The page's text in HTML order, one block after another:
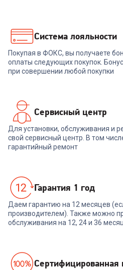
7 999₽
В корзину
Система лояльности
Покупая в ФОКС, вы получаете
оплаты следующих покупок.
при совершении любой покупки
Сервисный центр
Для установки, обслуживания и
свой сервисный центр. В том
гарантийный ремонт
Гарантия 1 год
Даем гарантию на 12 месяцев
производителем). Также можно
обслуживания на 12, 24 и 36
Cертифицированная